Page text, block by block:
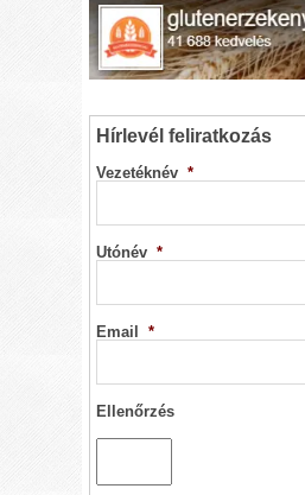
Hírlevél feliratkozás
Vezetéknév *
Utónév *
Email *
Ellenőrzés